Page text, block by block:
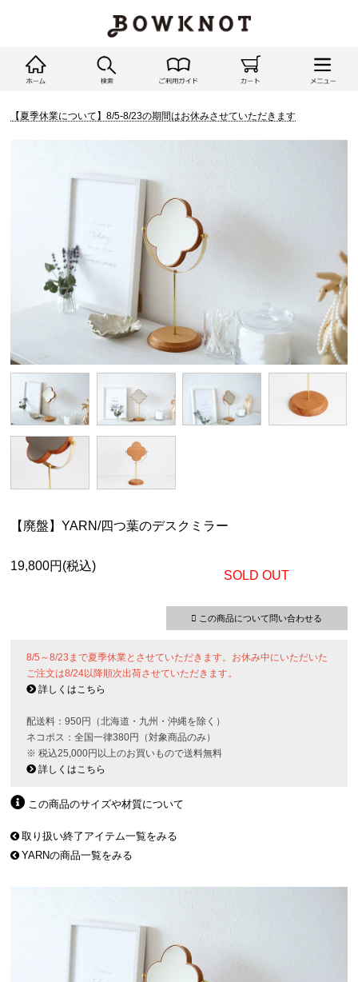
【夏季休業について】8/5-8/23の期間はお休みさせていただきます
【廃盤】YARN/四つ葉のデスクミラー
19,800円(税込)
SOLD OUT
この商品について問い合わせる
8/5～8/23まで夏季休業とさせていただきます。お休み中にいただいた
ご注文は8/24以降順次出荷させていただきます。
詳しくはこちら
配送料：950円（北海道・九州・沖縄を除く）
ネコポス：全国一律380円（対象商品のみ）
※ 税込25,000円以上のお買いもので送料無料
詳しくはこちら
この商品のサイズや材質について
取り扱い終了アイテム一覧をみる
YARNの商品一覧をみる